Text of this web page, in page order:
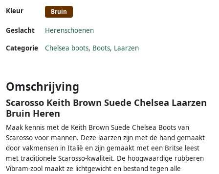
Kleur Bruin
Geslacht
Herenschoenen
Categorie
Chelsea boots, Boots, Laarzen
Omschrijving
Scarosso Keith Brown Suede Chelsea Laarzen
Bruin Heren
Maak kennis met de Keith Brown Suede Chelsea Boots van
Scarosso voor mannen. Deze laarzen zijn met de hand gemaakt
door vakmensen in Italië en zijn gemaakt met een Britse leest
met traditionele Scarosso-kwaliteit. De hoogwaardige rubberen
Vibram-zool maakt ze lichtgewicht en bestand tegen alle